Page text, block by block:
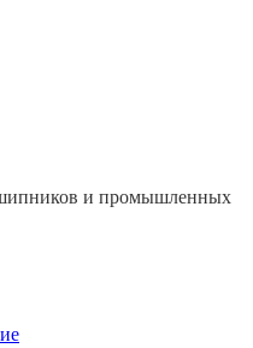
и промышленных